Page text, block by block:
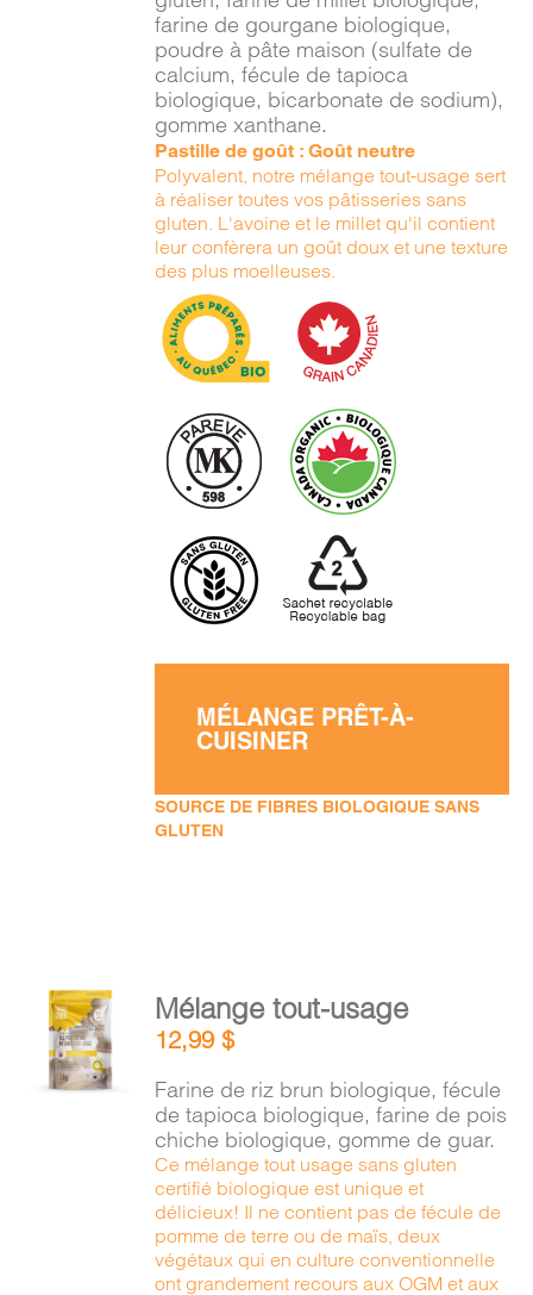
farine de gourgane biologique,
poudre à pâte maison (sulfate de
calcium, fécule de tapioca
biologique, bicarbonate de sodium),
gomme xanthane.
Pastille de goût : Goût neutre
Polyvalent, notre mélange tout-usage sert
à réaliser toutes vos pâtisseries sans
gluten. L'avoine et le millet qu'il contient
leur confèrera un goût doux et une texture
des plus moelleuses.
MÉLANGE PRÊT-À-
CUISINER
SOURCE DE FIBRES BIOLOGIQUE SANS
GLUTEN
AJOUTER
AU
PANIER
/
DÉTAILS
Mélange tout-usage
12,99$
Farine de riz brun biologique, fécule
de tapioca biologique, farine de pois
chiche biologique, gomme de guar.
Ce mélange tout usage sans gluten
certifié biologique est unique et
délicieux! Il ne contient pas de fécule de
pomme de terre ou de maïs, deux
végétaux qui en culture conventionnelle
ont grandement recours aux OGM et aux